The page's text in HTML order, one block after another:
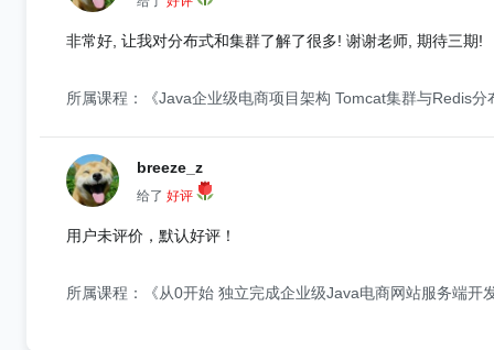
非常好, 让我对分布式和集群了解了很多! 谢谢老师, 期待三期!
所属课程：《Java企业级电商项目架构 Tomcat集群与Redis分
breeze_z
给了 好评
用户未评价，默认好评！
所属课程：《从0开始 独立完成企业级Java电商网站服务端开